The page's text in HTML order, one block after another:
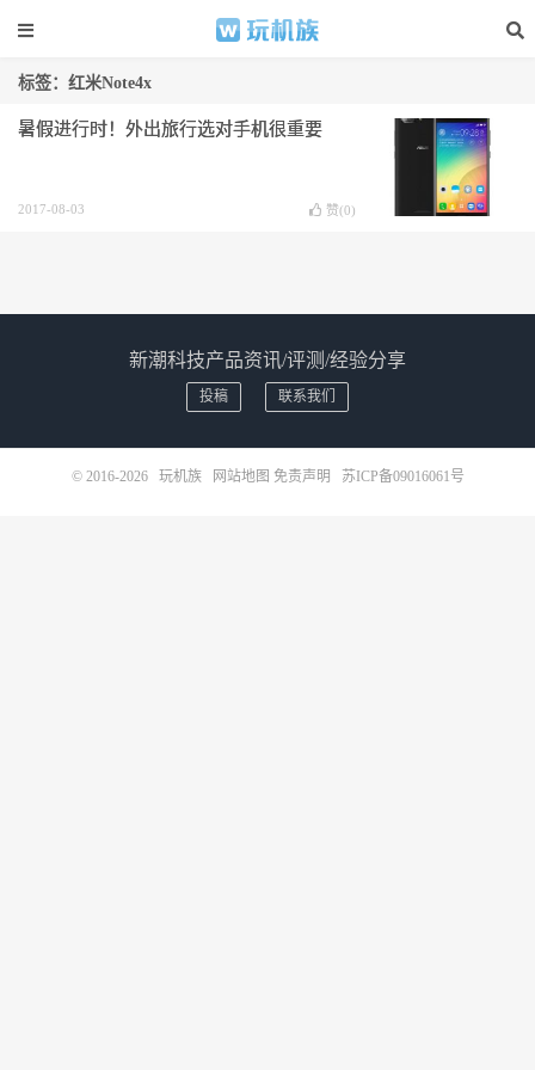
标签：红米Note4x
暑假进行时！外出旅行选对手机很重要
2017-08-03 赞(0)
新潮科技产品资讯/评测/经验分享
投稿 联系我们
© 2016-2026 玩机族 网站地图 免责声明 苏ICP备09016061号